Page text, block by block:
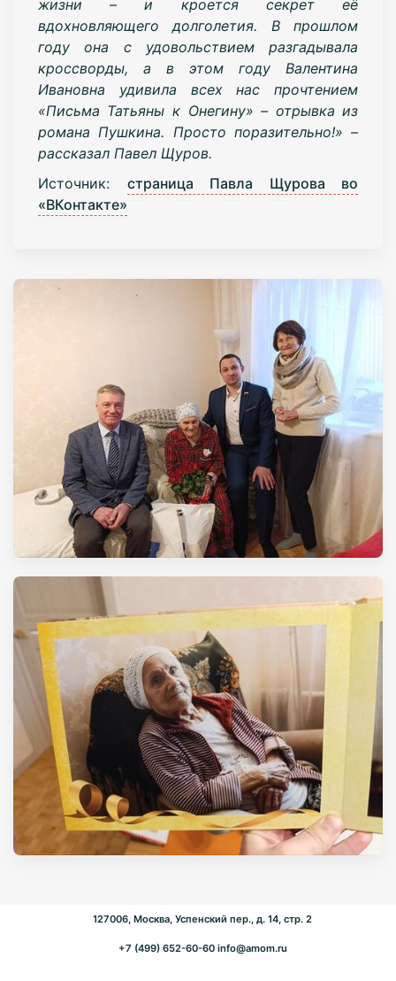
жизни – и кроется секрет её
вдохновляющего долголетия. В прошлом
году она с удовольствием разгадывала
кроссворды, а в этом году Валентина
Ивановна удивила всех нас прочтением
«Письма Татьяны к Онегину» – отрывка из
романа Пушкина. Просто поразительно!» –
рассказал Павел Щуров.
Источник: страница Павла Щурова во
«ВКонтакте»
127006, Москва, Успенский пер., д. 14, стр. 2
+7 (499) 652-60-60 info@amom.ru